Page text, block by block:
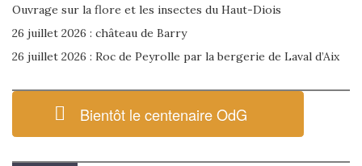
Ouvrage sur la flore et les insectes du Haut-Diois
26 juillet 2026 : château de Barry
26 juillet 2026 : Roc de Peyrolle par la bergerie de Laval d’Aix
Bientôt le centenaire OdG